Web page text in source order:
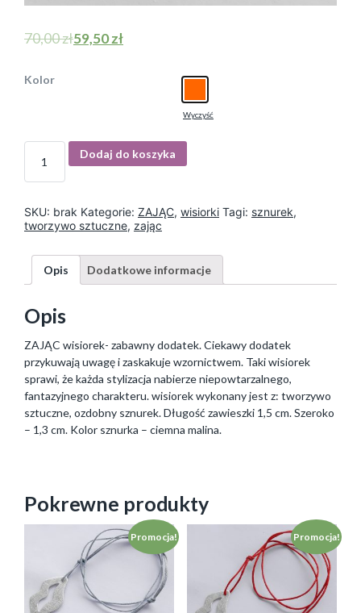
70,00zł59,50zł
Kolor
Wyczyść
I
ś
Dodaj do koszyka
SKU: brak Kategorie: ZAJĄC, wisiorki Tagi: sznurek,
tworzywo sztuczne, zając
Opis Dodatkowe informacje
Opis
ZAJĄC wisiorek- zabawny dodatek. Ciekawy dodatek
przykuwają uwagę i zaskakuje wzornictwem. Taki wisiorek
sprawi, że każda stylizacja nabierze niepowtarzalnego,
fantazyjnego charakteru. wisiorek wykonany jest z: tworzywo
sztuczne, ozdobny sznurek. Długość zawieszki 1,5 cm. Szeroko
– 1,3 cm. Kolor sznurka – ciemna malina.
Pokrewne produkty
Promocja! Promocja!